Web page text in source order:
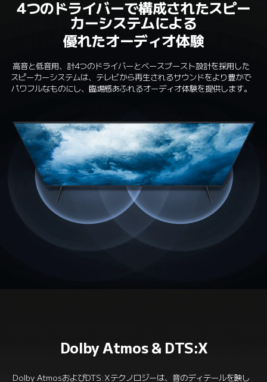
4つのドライバーで構成されたスピー
カーシステムによる
優れたオーディオ体験
高音と低音用、計4つのドライバーとベースブースト設計を採用した
スピーカーシステムは、テレビから再生されるサウンドをより豊かで
パワフルなものにし、臨場感あふれるオーディオ体験を提供します。
Dolby Atmos & DTS:X
Dolby AtmosおよびDTS:Xテクノロジーは、音のディテールを映し